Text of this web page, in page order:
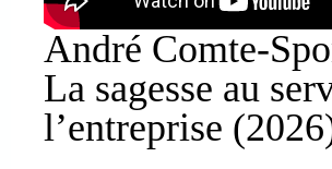
André Comte-
La sagesse au
l’entreprise